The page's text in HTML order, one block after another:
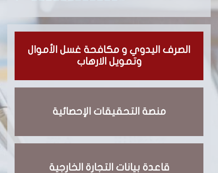
الصرف اليدوي و مكافحة غسل الأموال
وتمويل الارهاب
منصة التحقيقات الإحصائية
قاعدة بيانات التجارة الخارجية